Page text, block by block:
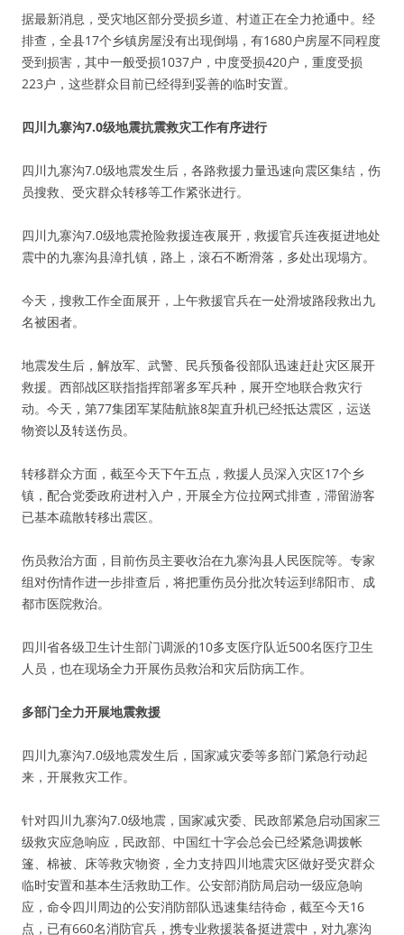
据最新消息，受灾地区部分受损乡道、村道正在全力抢通中。经
排查，全县17个乡镇房屋没有出现倒塌，有1680户房屋不同程度
受到损害，其中一般受损1037户，中度受损420户，重度受损
223户，这些群众目前已经得到妥善的临时安置。
四川九寨沟7.0级地震抗震救灾工作有序进行
四川九寨沟7.0级地震发生后，各路救援力量迅速向震区集结，伤
员搜救、受灾群众转移等工作紧张进行。
四川九寨沟7.0级地震抢险救援连夜展开，救援官兵连夜挺进地处
震中的九寨沟县漳扎镇，路上，滚石不断滑落，多处出现塌方。
今天，搜救工作全面展开，上午救援官兵在一处滑坡路段救出九
名被困者。
地震发生后，解放军、武警、民兵预备役部队迅速赶赴灾区展开
救援。西部战区联指指挥部署多军兵种，展开空地联合救灾行
动。今天，第77集团军某陆航旅8架直升机已经抵达震区，运送
物资以及转送伤员。
转移群众方面，截至今天下午五点，救援人员深入灾区17个乡
镇，配合党委政府进村入户，开展全方位拉网式排查，滞留游客
已基本疏散转移出震区。
伤员救治方面，目前伤员主要收治在九寨沟县人民医院等。专家
组对伤情作进一步排查后，将把重伤员分批次转运到绵阳市、成
都市医院救治。
四川省各级卫生计生部门调派的10多支医疗队近500名医疗卫生
人员，也在现场全力开展伤员救治和灾后防病工作。
多部门全力开展地震救援
四川九寨沟7.0级地震发生后，国家减灾委等多部门紧急行动起
来，开展救灾工作。
针对四川九寨沟7.0级地震，国家减灾委、民政部紧急启动国家三
级救灾应急响应，民政部、中国红十字会总会已经紧急调拨帐
篷、棉被、床等救灾物资，全力支持四川地震灾区做好受灾群众
临时安置和基本生活救助工作。公安部消防局启动一级应急响
应，命令四川周边的公安消防部队迅速集结待命，截至今天16
点，已有660名消防官兵，携专业救援装备挺进震中，对九寨沟